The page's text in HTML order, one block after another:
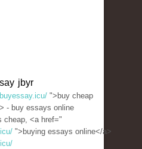
jbyr
">buy cheap
- buy essays online
cheap, <a href="
">buying essays online</a>